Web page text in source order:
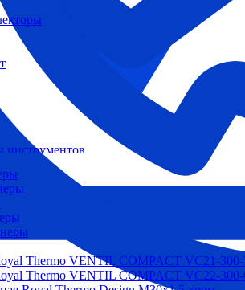
инструментов
Thermo VENTIL COMPACT VC21-
Thermo VENTIL COMPACT VC22-